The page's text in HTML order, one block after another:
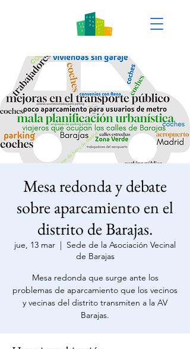
Mesa redonda y debate
sobre aparcamiento en el
distrito de Barajas.
jue, 13 mar
  |
Sede de la Asociación Vecinal
de Barajas
Mesa redonda que surge ante los
problemas de aparcamiento que los vecinos
y vecinas del distrito transmiten a la AV
Barajas.